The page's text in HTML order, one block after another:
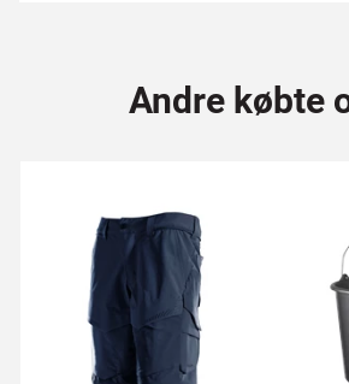
Andre købte